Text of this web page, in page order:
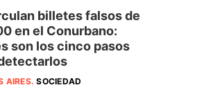
billetes falsos de
en el Conurbano:
son los cinco pasos
AIRES.SOCIEDAD